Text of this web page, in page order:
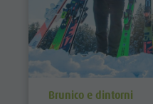
aria.poi_location_prefix
Brunico e dintorni